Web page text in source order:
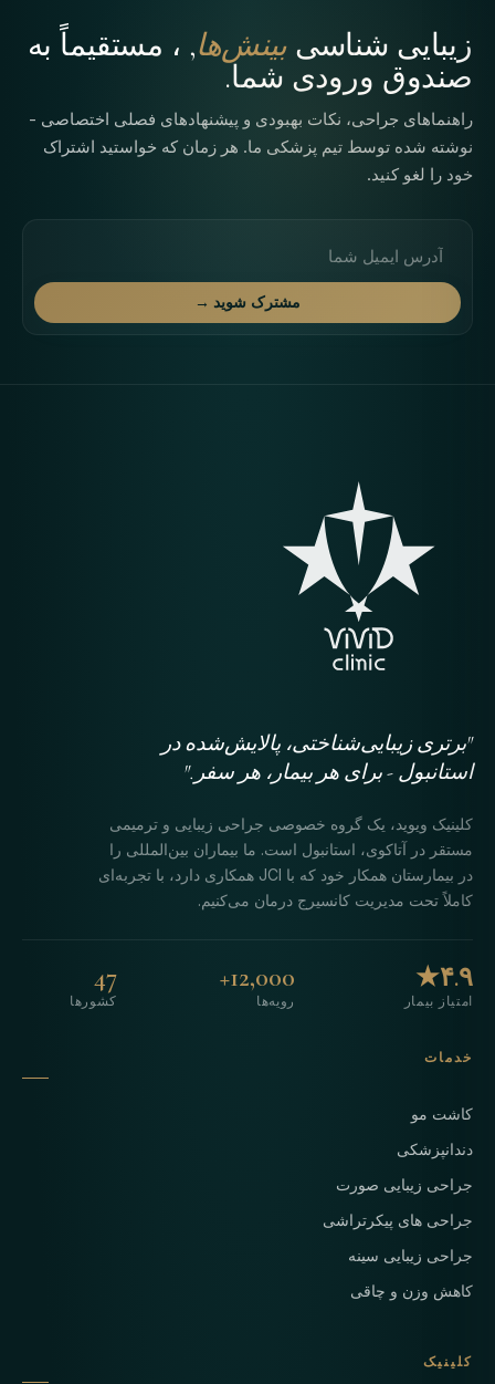
زیبایی شناسیبینش‌ها, ، مستقیماً به
صندوق ورودی شما.
راهنماهای جراحی، نکات بهبودی و پیشنهادهای فصلی اختصاصی -
نوشته شده توسط تیم پزشکی ما. هر زمان که خواستید اشتراک
خود را لغو کنید.
مشترک شوید →
"برتری زیبایی‌شناختی، پالایش‌شده در
استانبول - برای هر بیمار، هر سفر."
کلینیک ویوید، یک گروه خصوصی جراحی زیبایی و ترمیمی
مستقر در آتاکوی، استانبول است. ما بیماران بین‌المللی را
در بیمارستان همکار خود که با JCI همکاری دارد، با تجربه‌ای
کاملاً تحت مدیریت کانسیرج درمان می‌کنیم.
۴.۹★
امتیاز بیمار
12,000+
رویه‌ها
47
کشورها
خدمات
کاشت مو
دندانپزشکی
جراحی زیبایی صورت
جراحی های پیکرتراشی
جراحی زیبایی سینه
کاهش وزن و چاقی
کلینیک